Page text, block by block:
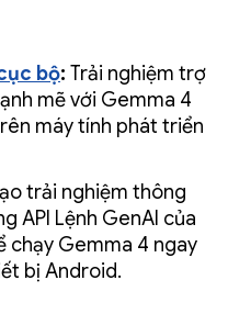
bộ: Trải nghiệm trợ
mẽ với Gemma 4
máy tính phát triển
trải nghiệm thông
API Lệnh GenAI của
chạy Gemma 4 ngay
bị Android.